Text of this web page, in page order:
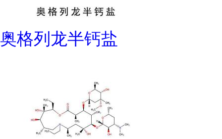
奥格列龙半钙盐